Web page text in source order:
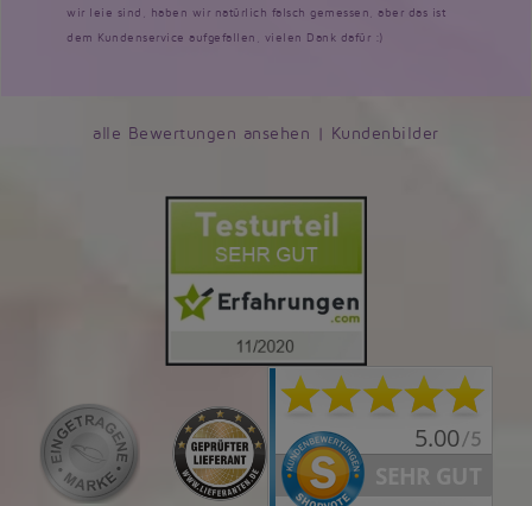
wir leie sind, haben wir natürlich falsch gemessen, aber das ist
dem Kundenservice aufgefallen, vielen Dank dafür :)
alle Bewertungen ansehen | Kundenbilder